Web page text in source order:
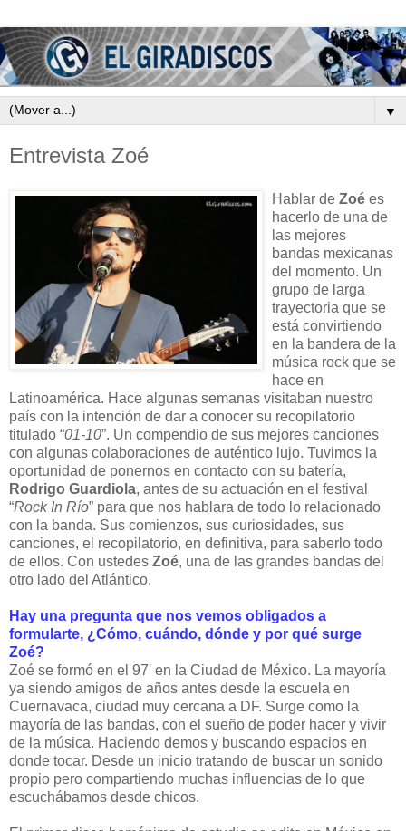
▼
Entrevista Zoé
Hablar de Zoé es
hacerlo de una de
las mejores
bandas mexicanas
del momento. Un
grupo de larga
trayectoria que se
está convirtiendo
en la bandera de la
música rock que se
hace en
Latinoamérica. Hace algunas semanas visitaban nuestro
país con la intención de dar a conocer su recopilatorio
titulado “01-10”. Un compendio de sus mejores canciones
con algunas colaboraciones de auténtico lujo. Tuvimos la
oportunidad de ponernos en contacto con su batería,
Rodrigo Guardiola, antes de su actuación en el festival
“Rock In Río” para que nos hablara de todo lo relacionado
con la banda. Sus comienzos, sus curiosidades, sus
canciones, el recopilatorio, en definitiva, para saberlo todo
de ellos. Con ustedes Zoé, una de las grandes bandas del
otro lado del Atlántico.
Hay una pregunta que nos vemos obligados a
formularte, ¿Cómo, cuándo, dónde y por qué surge
Zoé?
Zoé se formó en el 97' en la Ciudad de México. La mayoría
ya siendo amigos de años antes desde la escuela en
Cuernavaca, ciudad muy cercana a DF. Surge como la
mayoría de las bandas, con el sueño de poder hacer y vivir
de la música. Haciendo demos y buscando espacios en
donde tocar. Desde un inicio tratando de buscar un sonido
propio pero compartiendo muchas influencias de lo que
escuchábamos desde chicos.